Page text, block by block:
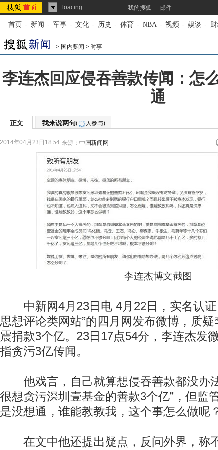
loading... 我的搜狐 邮件
首页 - 新闻 - 军事 - 文化 - 历史 - 体育 - NBA - 视频 - 娱谈 -
> 国内要闻 > 时事
李连杰回应侵吞善款传闻：怎
通
正文 我来说两句( 人参与)
2014年04月23日18:54 来源： 中国新闻网
李连杰博文截图
中新网4月23日电 4月22日，实名认证
思想评论类网站”的四月网发布微博，质
震捐款3个亿。23日17点54分，李连杰发
指贪污3亿传闻。
他戏言，自己就算想侵吞善款都没办
很想贪污深圳壹基金的善款3个亿”，但监
是没想通，谁能教教我，这个事怎么做呢
在文中他还提出疑点，反问外界，称